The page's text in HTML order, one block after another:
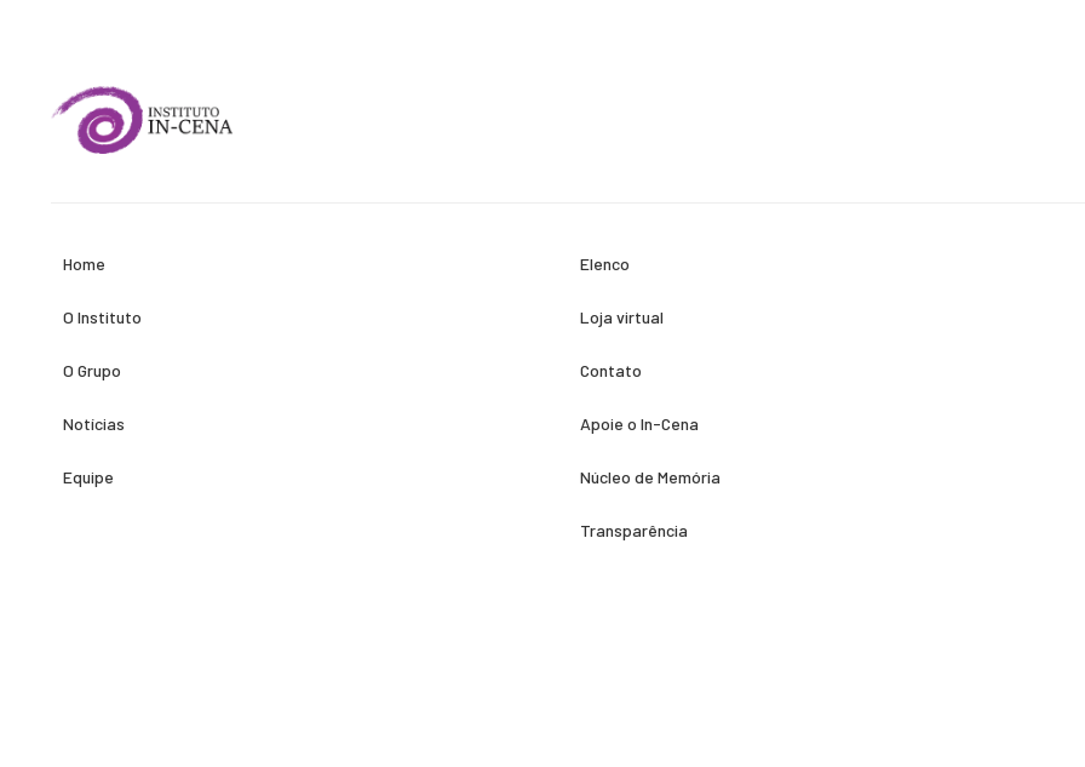
Home
O Instituto
O Grupo
Notícias
Equipe
Elenco
Loja virtual
Contato
Apoie o In-Cena
Núcleo de Memória
Transparência